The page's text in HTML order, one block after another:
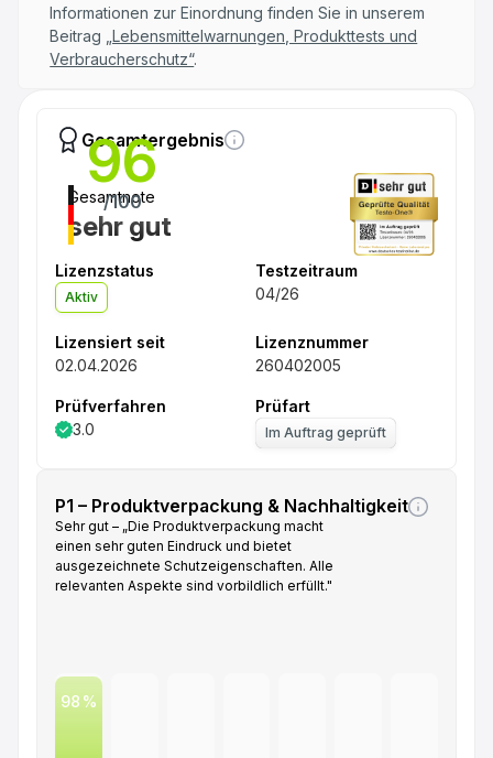
Informationen zur Einordnung finden Sie in unserem
Beitrag
„Lebensmittelwarnungen, Produkttests und
Verbraucherschutz“.
P1 – Produktverpackung & Nachhaltigkeit
Sehr gut – „Die Produktverpackung macht
einen sehr guten Eindruck und bietet
ausgezeichnete Schutzeigenschaften. Alle
relevanten Aspekte sind vorbildlich erfüllt."
98
Gesamtergebnis
96
/100
Gesamtnote
sehr gut
Lizenzstatus
Aktiv
Testzeitraum
04/26
Lizensiert seit
02.04.2026
Lizenznummer
260402005
Prüfverfahren
3.0
Prüfart
Im Auftrag geprüft